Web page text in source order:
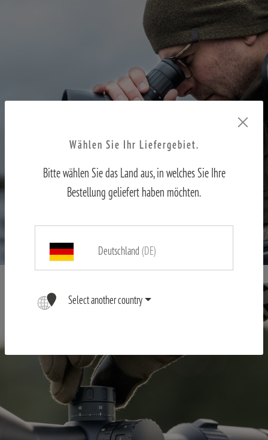
SPOTTING SCOPES
Wählen Sie Ihr Liefergebiet.
Bitte wählen Sie das Land aus, in welches Sie Ihre
Bestellung geliefert haben möchten.
Deutschland (DE)
Select another country